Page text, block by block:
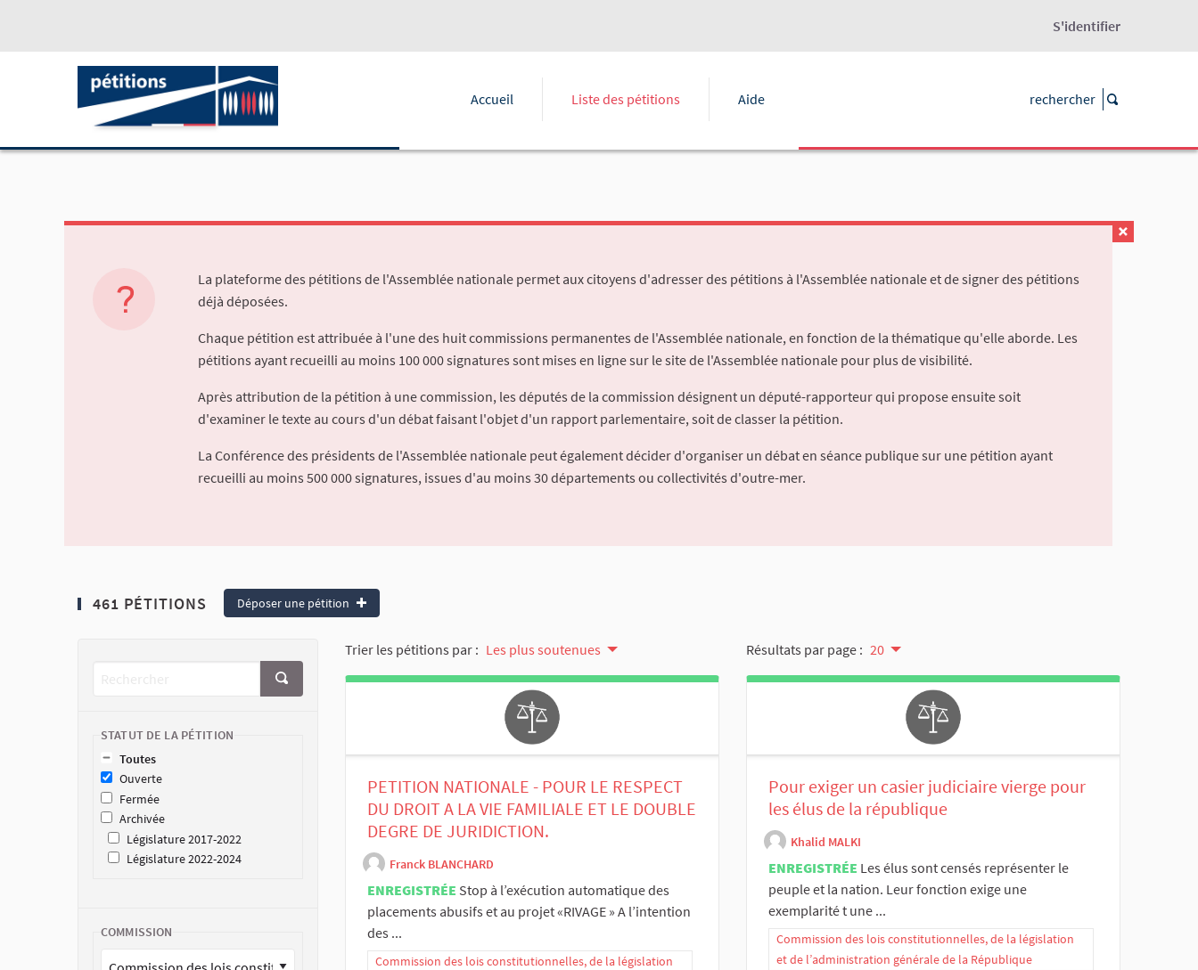
S'identifier
Accueil Liste des pétitions Aide
La plateforme des pétitions de l'Assemblée nationale permet aux citoyens d'adresser des pétitions à l'Assemblée nationale et de signer des pétitions
déjà déposées.
Chaque pétition est attribuée à l'une des huit commissions permanentes de l'Assemblée nationale, en fonction de la thématique qu'elle aborde. Les
pétitions ayant recueilli au moins 100 000 signatures sont mises en ligne sur le site de l'Assemblée nationale pour plus de visibilité.
Après attribution de la pétition à une commission, les députés de la commission désignent un député-rapporteur qui propose ensuite soit
d'examiner le texte au cours d'un débat faisant l'objet d'un rapport parlementaire, soit de classer la pétition.
La Conférence des présidents de l'Assemblée nationale peut également décider d'organiser un débat en séance publique sur une pétition ayant
recueilli au moins 500 000 signatures, issues d'au moins 30 départements ou collectivités d'outre-mer.
461 PÉTITIONS Déposer une pétition
STATUT DE LA PÉTITION
Toutes
Ouverte
Fermée
Archivée
Législature 2017-2022
Législature 2022-2024
COMMISSION
Trier les pétitions par : Les plus soutenues Résultats par page : 20
PETITION NATIONALE - POUR LE RESPECT
DU DROIT A LA VIE FAMILIALE ET LE DOUBLE
DEGRE DE JURIDICTION.
Franck BLANCHARD
ENREGISTRÉE Stop à l’exécution automatique des
placements abusifs et au projet «RIVAGE » A l’intention
des ...
Commission des lois constitutionnelles, de la législation
Pour exiger un casier judiciaire vierge pour
les élus de la république
Khalid MALKI
ENREGISTRÉE Les élus sont censés représenter le
peuple et la nation. Leur fonction exige une
exemplarité t une ...
Commission des lois constitutionnelles, de la législation
et de l’administration générale de la République